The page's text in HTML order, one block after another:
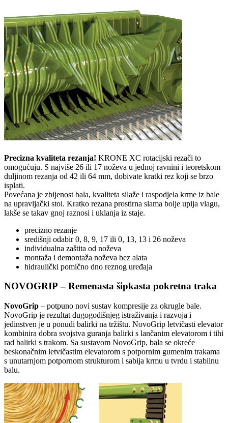
Precizna kvaliteta rezanja! KRONE XC rotacijski rezači to
omogućuju. S najviše 26 ili 17 noževa u jednoj ravnini i teoretskom
duljinom rezanja od 42 ili 64 mm, dobivate kratki rez koji se brzo
isplati.
Povećana je zbijenost bala, kvaliteta silaže i raspodjela krme iz bale
na upravljački stol. Kratko rezana prostirna slama bolje upija vlagu,
lakše se takav gnoj raznosi i uklanja iz staje.
precizno rezanje
središnji odabir 0, 8, 9, 17 ili 0, 13, 13 i 26 noževa
individualna zaštita od noževa
montaža i demontaža noževa bez alata
hidraulički pomično dno reznog uređaja
NOVOGRIP – Remenasta šipkasta pokretna traka
NovoGrip – potpuno novi sustav kompresije za okrugle bale.
NovoGrip je rezultat dugogodišnjeg istraživanja i razvoja i
jedinstven je u ponudi balirki na tržištu. NovoGrip letvičasti elevator
kombinira dobra svojstva guranja balirki s lančanim elevatorom i tihi
rad balirki s trakom. Sa sustavom NovoGrip, bala se okreće
beskonačnim letvičastim elevatorom s potpornim gumenim trakama
s unutarnjom potpornom strukturom i sabija krmu u tvrdu i stabilnu
balu.